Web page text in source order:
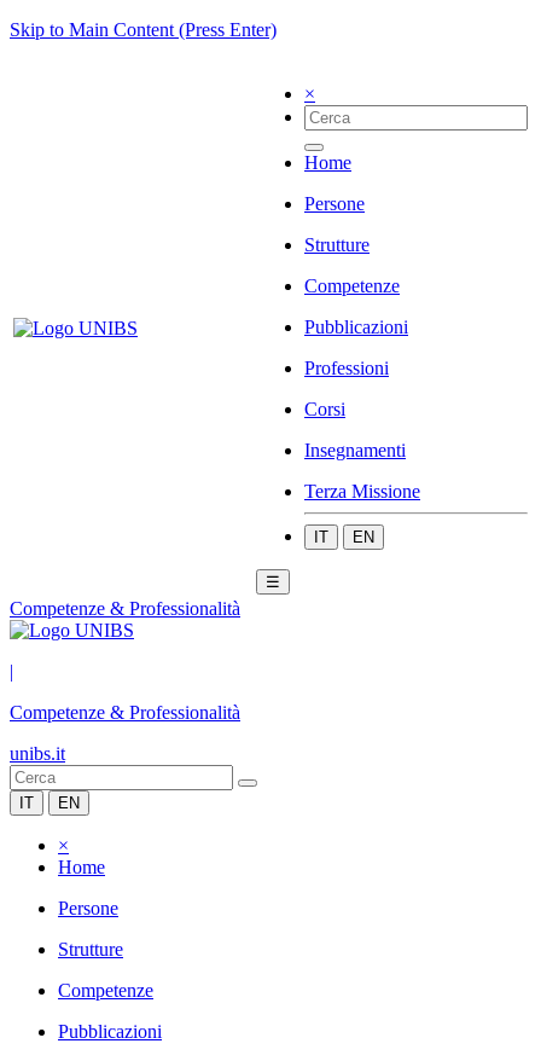
Skip to Main Content (Press Enter)
×
Home
Persone
Strutture
Competenze
Pubblicazioni
Professioni
Corsi
Insegnamenti
Terza Missione
IT EN
☰
Competenze & Professionalità
|
Competenze & Professionalità
unibs.it
IT EN
×
Home
Persone
Strutture
Competenze
Pubblicazioni